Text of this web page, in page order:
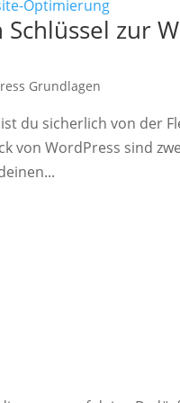
zur
Grundlagen
du sicherlich von der
von WordPress sind